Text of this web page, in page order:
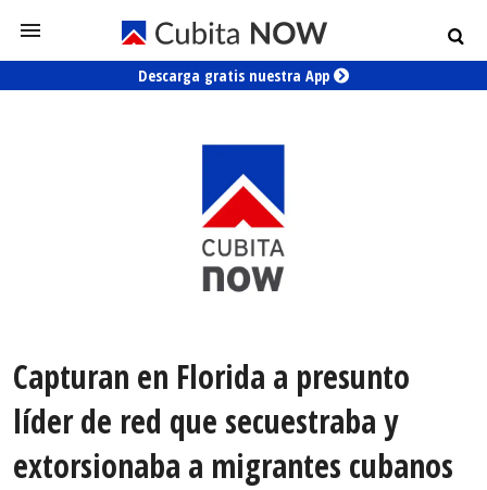
Descarga gratis nuestra App
Capturan en Florida a presunto
líder de red que secuestraba y
extorsionaba a migrantes cubanos